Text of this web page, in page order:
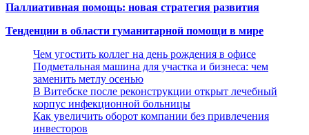
Паллиативная помощь: новая стратегия развития
Тенденции в области гуманитарной помощи в мире
Чем угостить коллег на день рождения в офисе
Подметальная машина для участка и бизнеса: чем
заменить метлу осенью
В Витебске после реконструкции открыт лечебный
корпус инфекционной больницы
Как увеличить оборот компании без привлечения
инвесторов